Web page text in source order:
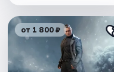
от 1 800 ₽